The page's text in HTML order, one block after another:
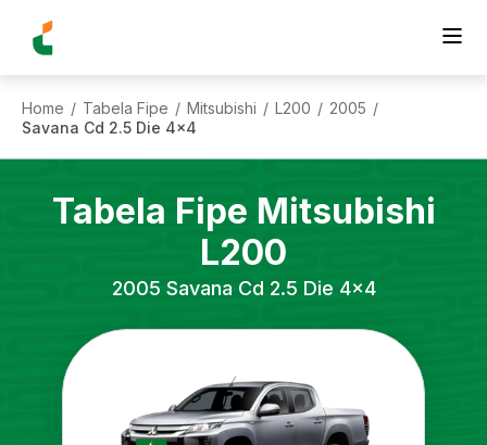
Home / Tabela Fipe / Mitsubishi / L200 / 2005 /
Savana Cd 2.5 Die 4x4
Tabela Fipe Mitsubishi
L200
2005 Savana Cd 2.5 Die 4x4